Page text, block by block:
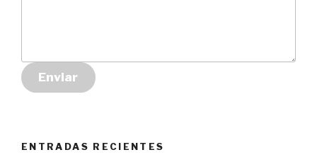
Enviar
ENTRADAS RECIENTES